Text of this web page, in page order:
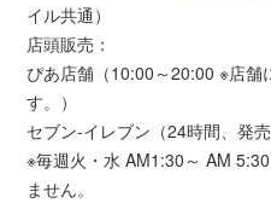
イル共通）
店頭販売：
ぴあ店舗（10:00～20:00 ※店舗
す。）
セブン-イレブン（24時間、発
※毎週火・水 AM1:30～ AM
ません。